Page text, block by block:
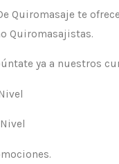
Quiromasaje te
Quiromasajistas.
ya a nuestros